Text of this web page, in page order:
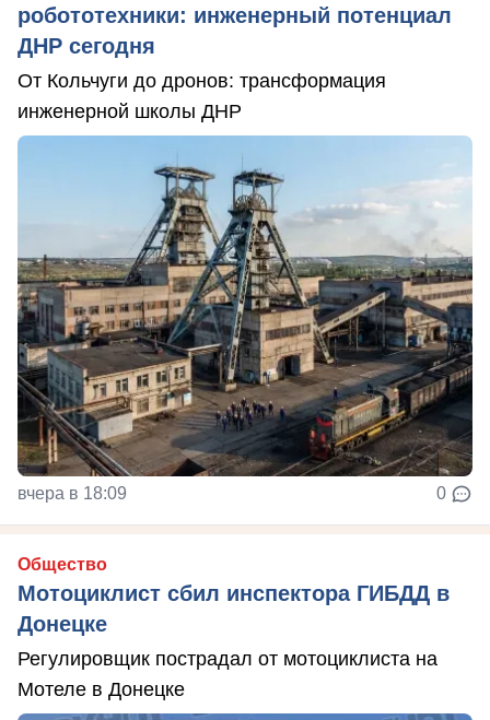
робототехники: инженерный потенциал
ДНР сегодня
От Кольчуги до дронов: трансформация
инженерной школы ДНР
вчера в 18:09 0
Общество
Мотоциклист сбил инспектора ГИБДД в
Донецке
Регулировщик пострадал от мотоциклиста на
Мотеле в Донецке